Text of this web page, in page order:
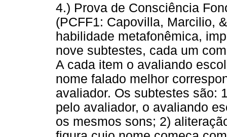
4.) Prova de Consciência
(PCFF1: Capovilla, Marcilio,
habilidade metafonêmica,
nove subtestes, cada um
A cada item o avaliando
nome falado melhor
avaliador. Os subtestes são:
pelo avaliador, o avaliando
os mesmos sons; 2)